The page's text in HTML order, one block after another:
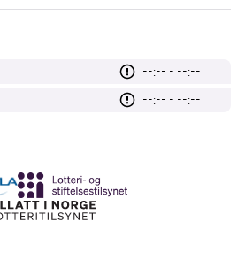
--:-- - --:--
--:-- - --:--